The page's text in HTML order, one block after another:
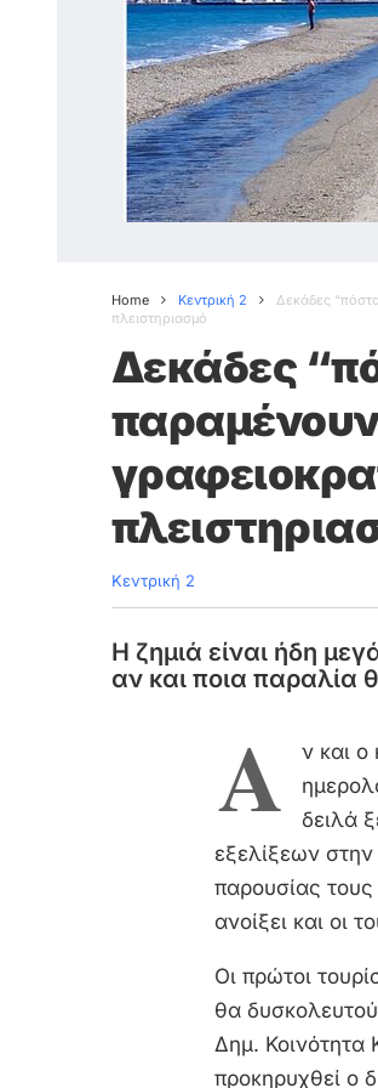
Home Κεντρική 2
Δεκάδες
πλειστηριασμό
Δεκάδες
Κεντρική 2
Η ζημιά είναι ήδη
αν και ποια παραλία
Α
ν και ο
δειλά
εξελίξεων
παρουσίας
ανοίξει και οι
Οι πρώτοι
θα
Δημ. Κοινότητα
προκηρυχθεί ο